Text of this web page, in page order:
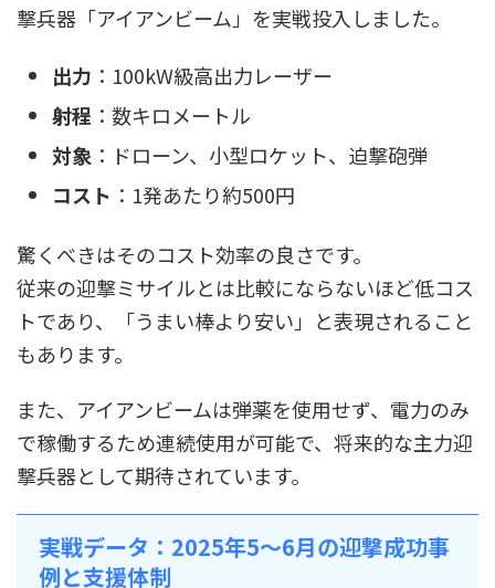
撃兵器「アイアンビーム」を実戦投入しました。
出力 ：100kW級高出力レーザー
射程 ：数キロメートル
対象 ：ドローン、小型ロケット、迫撃砲弾
コスト ：1発あたり約500円
驚くべきはそのコスト効率の良さです。
従来の迎撃ミサイルとは比較にならないほど低コス
トであり、「うまい棒より安い」と表現されること
もあります。
また、アイアンビームは弾薬を使用せず、電力のみ
で稼働するため連続使用が可能で、将来的な主力迎
撃兵器として期待されています。
実戦データ：2025年5～6月の迎撃成功事
例と支援体制